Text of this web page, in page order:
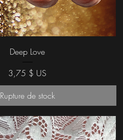
Aperçu rapide
Deep Love
Prix
3,75 $ US
Rupture de stock